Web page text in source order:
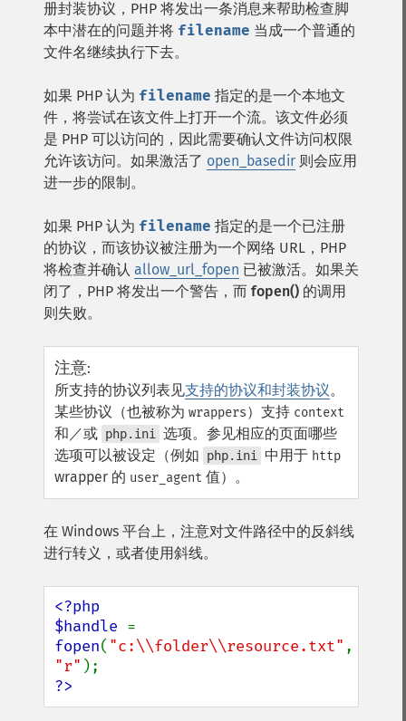
册封装协议，PHP 将发出一条消息来帮助检查脚
本中潜在的问题并将 filename 当成一个普通的
文件名继续执行下去。
如果 PHP 认为 filename 指定的是一个本地文
件，将尝试在该文件上打开一个流。该文件必须
是 PHP 可以访问的，因此需要确认文件访问权限
允许该访问。如果激活了 open_basedir 则会应用
进一步的限制。
如果 PHP 认为 filename 指定的是一个已注册
的协议，而该协议被注册为一个网络 URL，PHP
将检查并确认 allow_url_fopen 已被激活。如果关
闭了，PHP 将发出一个警告，而 fopen() 的调用
则失败。
注意:
所支持的协议列表见支持的协议和封装协议。
某些协议（也被称为 wrappers）支持 context
和／或 php.ini
选项。参见相应的页面哪些
选项可以被设定（例如
php.ini 中用于 http
wrapper 的 user_agent 值）。
在 Windows 平台上，注意对文件路径中的反斜线
进行转义，或者使用斜线。
<?php
$handle
fopen( "c:\\folder\\resource.txt"
"r"
?>